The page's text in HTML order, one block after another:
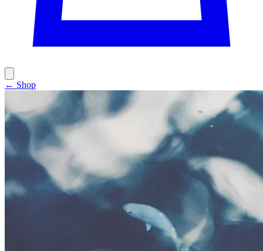
← Shop